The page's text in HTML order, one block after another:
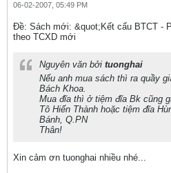
06-02-2007, 05:49 PM
Ðề: Sách mới: &quot;Kết cấu BTCT -
theo TCXD mới
Nguyên văn bởi tuonghai
Nếu anh mua sách thì ra quầy
Bách Khoa.
Mua đĩa thì ở tiệm đĩa Bk cũng
Tô Hiến Thành hoặc tiệm đĩa
Bánh, Q.PN
Thân!
Xin cảm ơn tuonghai nhiều nhé...